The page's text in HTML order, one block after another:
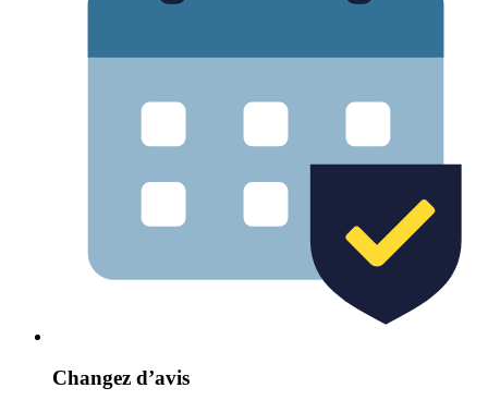
Changez d’avis